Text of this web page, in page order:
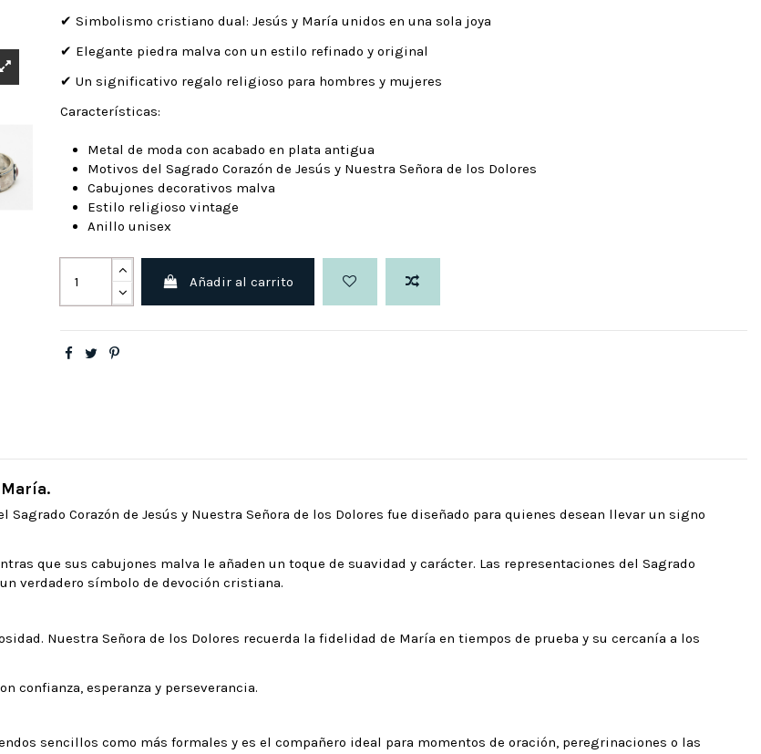
✔ Simbolismo cristiano dual: Jesús y María unidos en una sola joya
✔ Elegante piedra malva con un estilo refinado y original
✔ Un significativo regalo religioso para hombres y mujeres
Características:
Metal de moda con acabado en plata antigua
Motivos del Sagrado Corazón de Jesús y Nuestra Señora de los Dolores
Cabujones decorativos malva
Estilo religioso vintage
Anillo unisex
Añadir al carrito
Corazón de Jesús y Nuestra Señora de los Dolores fue diseñado para quienes desean llevar un signo
que sus cabujones malva le añaden un toque de suavidad y carácter. Las representaciones del Sagrado
verdadero símbolo de devoción cristiana.
Nuestra Señora de los Dolores recuerda la fidelidad de María en tiempos de prueba y su cercanía a los
confianza, esperanza y perseverancia.
sencillos como más formales y es el compañero ideal para momentos de oración, peregrinaciones o las